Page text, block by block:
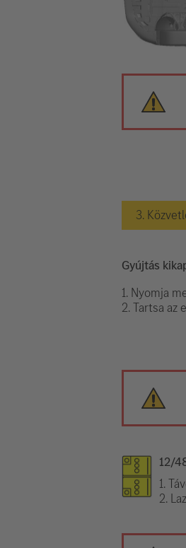
3.
Gyújtás
1. Nyomja
2. Tartsa az
12/
1.
2.